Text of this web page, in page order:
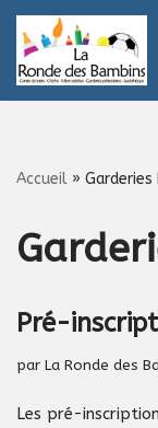
Aller
au
Accueil » Garderies
Pré-
par La Ronde des
Les pré-